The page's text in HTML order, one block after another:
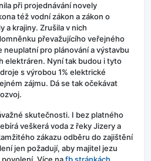
při projednávání novely
též vodní zákon a zákon o
a krajiny. Zrušila v nich
převažujícího veřejného
neuplatní pro plánování a výstavbu
elektráren. Nyní tak budou i tyto
s výrobou 1% elektrické
zájmu. Dá se tak očekávat
skutečnosti. I bez platného
veškerá voda z řeky Jizery a
zákazu odběru do zajištění
jen požadují, aby majitel jezu